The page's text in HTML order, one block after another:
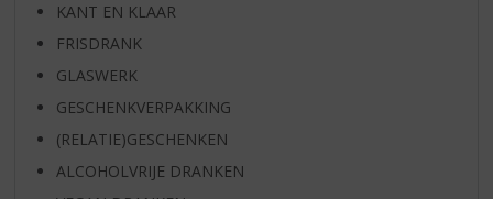
KANT EN KLAAR
FRISDRANK
GLASWERK
GESCHENKVERPAKKING
(RELATIE)GESCHENKEN
ALCOHOLVRIJE DRANKEN